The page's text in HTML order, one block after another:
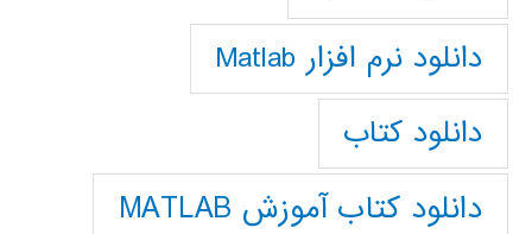
دانلود نرم افزار Matlab
دانلود کتاب
دانلود کتاب آموزش MATLAB